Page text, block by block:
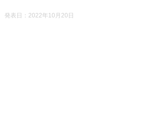
発表日：2022年10月20日